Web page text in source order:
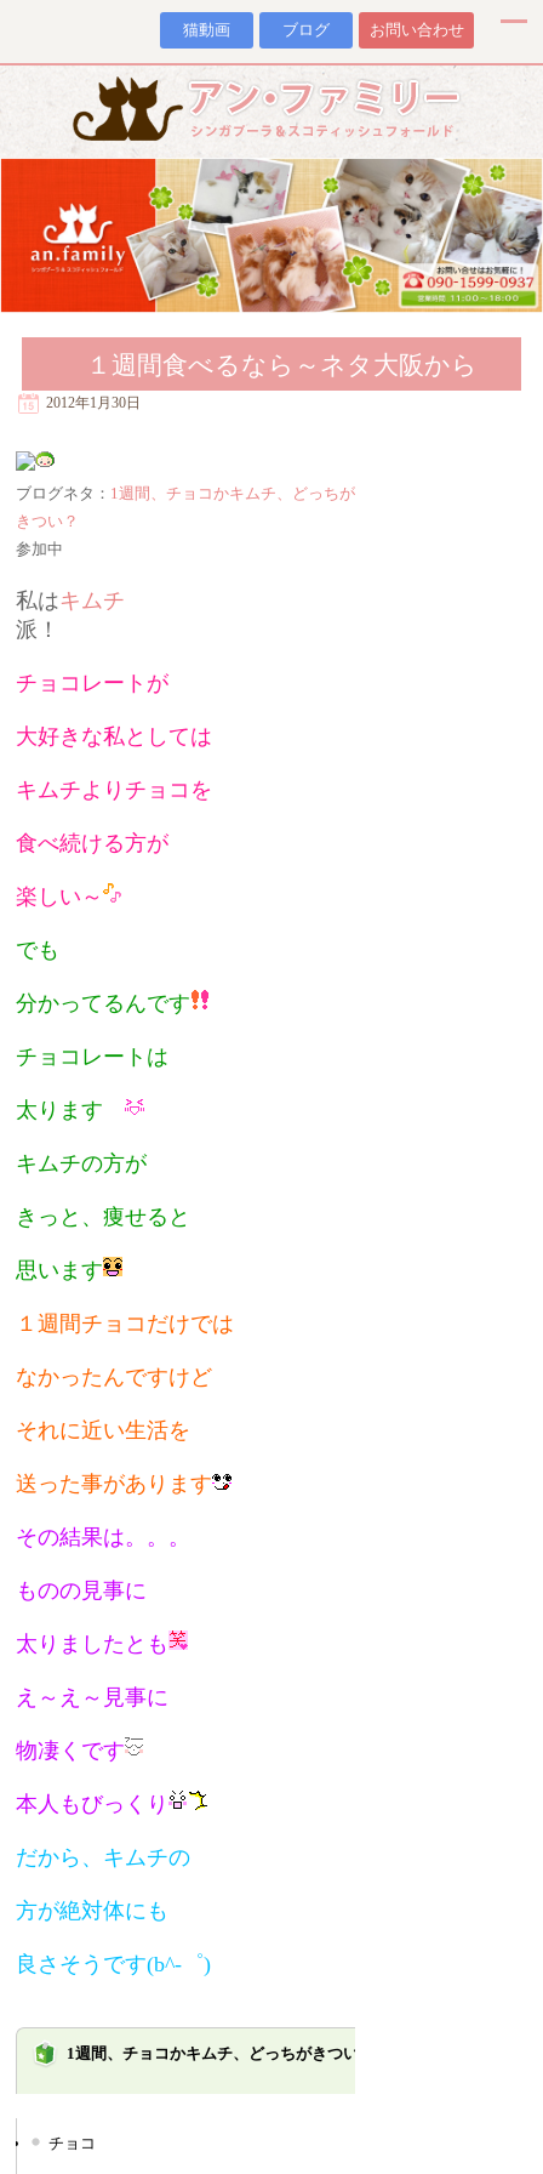
猫動画 ブログ お問い合わせ
１週間食べるなら～ネタ大阪から
2012年1月30日
ブログネタ： 1週間、チョコかキムチ、どっちが
きつい？
参加中
私はキムチ
派！
チョコレートが
大好きな私としては
キムチよりチョコを
食べ続ける方が
楽しい～
でも
分かってるんです
チョコレートは
太ります
キムチの方が
きっと、痩せると
思います
１週間チョコだけでは
なかったんですけど
それに近い生活を
送った事があります
その結果は。。。
ものの見事に
太りましたとも
え～え～見事に
物凄くです
本人もびっくり
だから、キムチの
方が絶対体にも
良さそうです(b^-゜)
1週間、チョコかキムチ、どっちがきつい？
チョコ